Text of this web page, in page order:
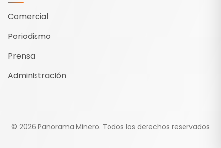
Comercial
Periodismo
Prensa
Administración
© 2026 Panorama Minero. Todos los derechos reservados